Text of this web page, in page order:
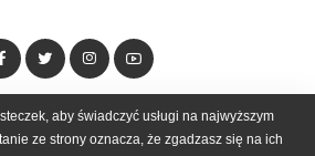
Kontakt Reklama
aby świadczyć usługi na najwyższym
ze strony oznacza, że zgadzasz się na ich